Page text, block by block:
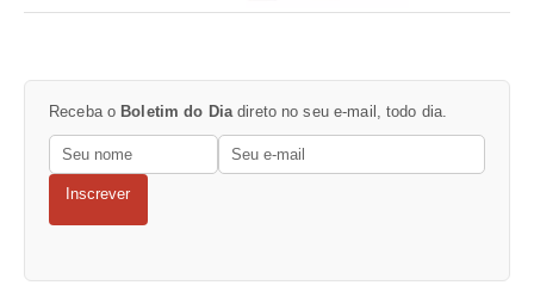
Receba o Boletim do Dia direto no seu e-mail, todo dia.
Inscrever